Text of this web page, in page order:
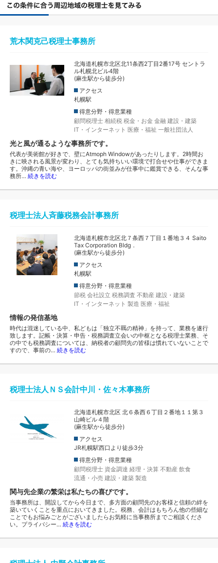
荒木関克己税理士事務所
北海道札幌市北区北11条西2丁目2番17号 セントラ
ル札幌北ビル4階
(麻生駅から徒歩分)
アクセス
札幌駅
得意分野・得意業種
顧問税理士 相続税 税金・お金 金融 建設・建築
IT・インターネット 医療・福祉 一般社団法人
光と風が通るような事務所です。
代表が美術館が好きで、壁にAtmoph Windowがあったりします。2時間お
きに映される風景が変わり、とても気持ちいい環境で打合せや仕事ができま
す。沖縄の青い海や、ヨーロッパの街並みが仕事中に鑑賞できる、そんな事
務所… 続きを読む
税理士法人斉藤税務会計事務所
北海道札幌市北区北７条西７丁目１番地３４ Saito
Tax Corporation Bldg．
(麻生駅から徒歩分)
アクセス
札幌駅
得意分野・得意業種
節税 会社設立 税務調査 不動産 建設・建築
IT・インターネット 製造 医療・福祉
情報の発信基地
時代は混迷している中、私どもは「独立不羈の精神」を持って、業務を遂行
致します。記帳・決算・申告・税務調査立会いの中枢となる税理士業務、そ
の中でも税務調査については、納税者の顧問先の皆様は慣れていないことで
すので、事前の… 続きを読む
税理士法人ＮＳ会計中川・佐々木事務所
北海道札幌市北区 北６条西６丁目２番地１１第３
山崎ビル４階
(麻生駅から徒歩分)
アクセス
JR札幌駅西口より徒歩3分
得意分野・得意業種
顧問税理士 資金調達 経理・決算 不動産 飲食
流通・小売 建設・建築 製造
関与先企業の繁栄は私たちの喜びです。
当事務所は、開設してから今日まで、多方面の顧問先のお客様と信頼の絆を
築いていくことを重点においてきました。税務、会計はもちろん他の些細な
ことでもお悩みごとがございましたらお気軽に当事務所までご相談くださ
い。プライバシー… 続きを読む